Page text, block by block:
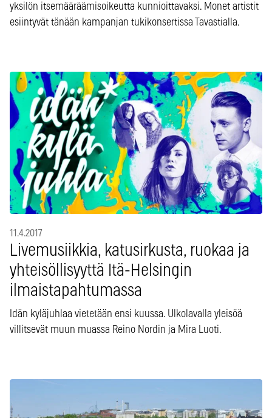
yksilön itsemääräämisoikeutta kunnioittavaksi. Monet artistit
esiintyvät tänään kampanjan tukikonsertissa Tavastialla.
11.4.2017
Livemusiikkia, katusirkusta, ruokaa ja
yhteisöllisyyttä Itä-Helsingin
ilmaistapahtumassa
Idän kyläjuhlaa vietetään ensi kuussa. Ulkolavalla yleisöä
villitsevät muun muassa Reino Nordin ja Mira Luoti.